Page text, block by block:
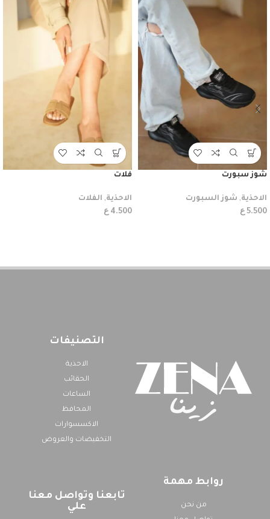
شوز سبورت
الاحذية, شوز السبورت
5.500 ع
فلات
الاحذية, الفلات
4.500 ع
التصنيفات
الاحذية
الحقائب
الساعات
المحافظ
الاكسسوارات
التخفيضات والعروض
روابط مهمة
من نحن
تابعنا وتواصل معنا
علي